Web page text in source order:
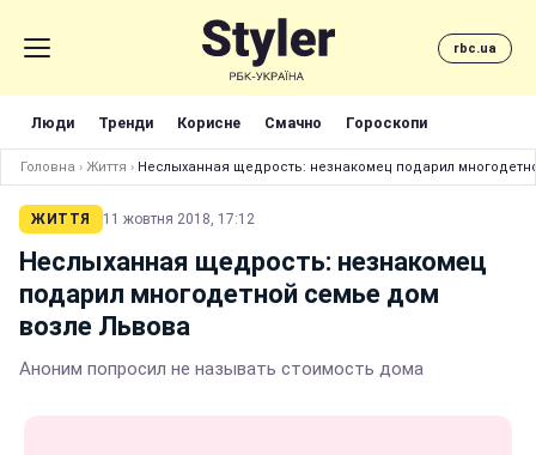
rbc.ua
Люди Тренди Корисне Смачно Гороскопи
Головна › Життя › Неслыханная щедрость: незнакомец подарил
ЖИТТЯ 11 жовтня 2018, 17:12
Неслыханная щедрость: незнакомец
подарил многодетной семье дом
возле Львова
Аноним попросил не называть стоимость дома